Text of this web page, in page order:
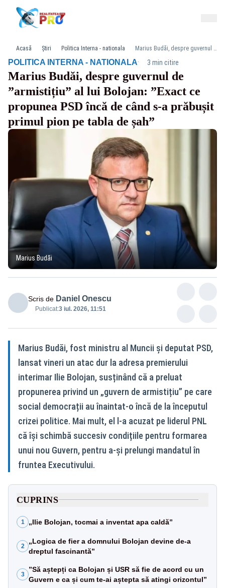
Acasă Știri Politica Interna - nationala Marius Budăi, despre guvernul de ”armistițiu” al lui Bolojan: ”Exact ce propunea PSD încă de când s-a prăbușit primul pion pe tabla de șah”
POLITICA INTERNA - NATIONALA· 3 min citire
Marius Budăi, despre guvernul de
”armistițiu” al lui Bolojan: ”Exact ce
propunea PSD încă de când s-a prăbușit
primul pion pe tabla de șah”
Marius Budăi
Scris de Daniel Onescu
Publicat:3 iul. 2026, 11:51
Marius Budăi, fost ministru al Muncii și deputat PSD,
lansat vineri un atac dur la adresa premierului
interimar Ilie Bolojan, susținând că a preluat
propunerea privind un „guvern de armistițiu” pe care
social democrații au înaintat-o încă de la începutul
crizei politice. Mai mult, el l-a acuzat pe liderul PNL
că își schimbă succesiv condițiile pentru formarea
unui nou Guvern, pentru a-și prelungi mandatul în
fruntea Executivului.
CUPRINS
1 „Ilie Bolojan, tocmai a inventat apa caldă”
2
„Logica de fier a domnului Bolojan devine de-a
dreptul fascinantă”
3
”Să aștepți ca Bolojan și USR să fie de acord cu un
Guvern e ca și cum te-ai aștepta să atingi orizontul”